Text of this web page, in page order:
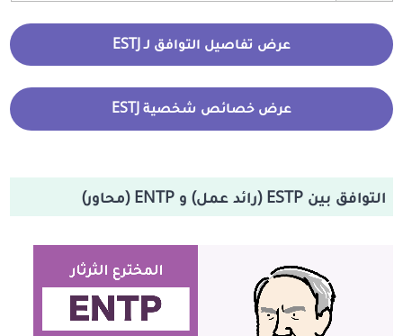
عرض تفاصيل التوافق لـ ESTJ
عرض خصائص شخصية ESTJ
التوافق بين ESTP (رائد عمل) و ENTP (محاور)